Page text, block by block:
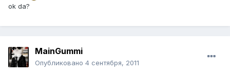
ok da?
MainGummi
Опубликовано 4 сентября, 2011